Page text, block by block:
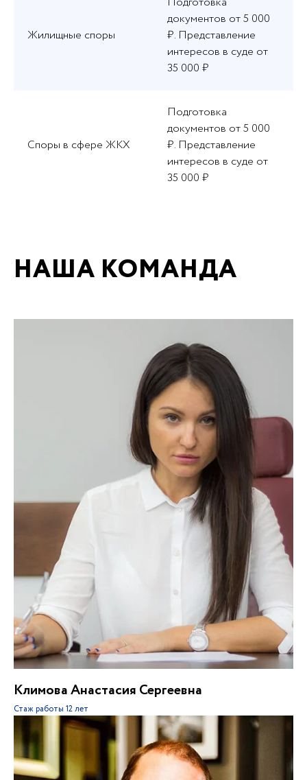
Жилищные споры
документов от 5 000
₽. Представление
интересов в суде от
35 000 ₽
Споры в сфере ЖКХ
Подготовка
документов от 5 000
₽. Представление
интересов в суде от
35 000 ₽
НАША КОМАНДА
Климова Анастасия Сергеевна
Стаж работы 12 лет